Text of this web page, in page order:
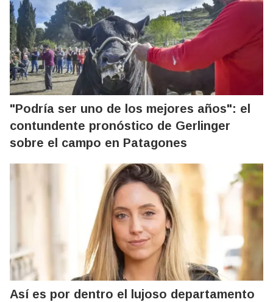
"Podría ser uno de los mejores años": el
contundente pronóstico de Gerlinger
sobre el campo en Patagones
Así es por dentro el lujoso departamento